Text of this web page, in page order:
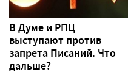
В Думе и РПЦ
выступают против
запрета Писаний. Что
дальше?